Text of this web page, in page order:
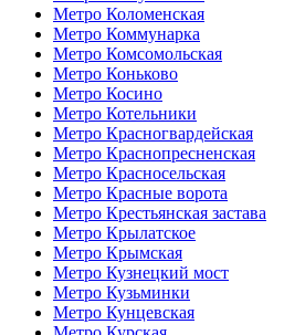
Метро Коломенская
Метро Коммунарка
Метро Комсомольская
Метро Коньково
Метро Косино
Метро Котельники
Метро Красногвардейская
Метро Краснопресненская
Метро Красносельская
Метро Красные ворота
Метро Крестьянская застава
Метро Крылатское
Метро Крымская
Метро Кузнецкий мост
Метро Кузьминки
Метро Кунцевская